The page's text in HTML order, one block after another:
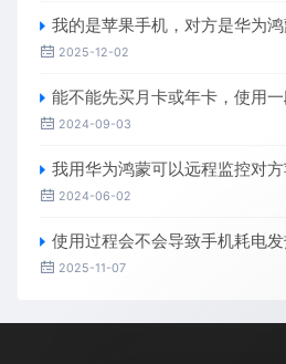
我的是苹果手机，对方是华为鸿蒙的，
2025-12-02
能不能先买月卡或年卡，使用一段时间后感
2024-09-03
我用华为鸿蒙可以远程监控对
2024-06-02
使用过程会不会导致手机耗电
2025-11-07